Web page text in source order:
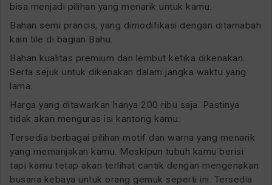
bisa menjadi pilihan yang menarik untuk kamu.
Bahan semi prancis, yang dimodifikasi dengan ditamabah
kain tile di bagian Bahu.
Bahan kualitas premium dan lembut ketika dikenakan.
Serta sejuk untuk dikenakan dalam jangka waktu yang
lama.
Harga yang ditawarkan hanya 200 ribu saja. Pastinya
tidak akan menguras isi kantong kamu.
Tersedia berbagai pilihan motif dan warna yang menarik
yang memanjakan kamu. Meskipun tubuh kamu berisi
tapi kamu tetap akan terlihat cantik dengan mengenakan
busana kebaya untuk orang gemuk seperti ini. Tersedia